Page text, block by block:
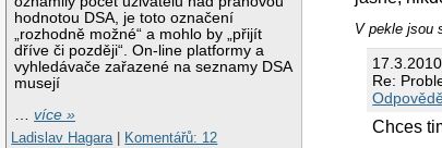
hodnotou DSA, je toto označení
„rozhodně možné“ a mohlo by „přijít
dříve či později“. On-line platformy a
vyhledávače zařazené na seznamy DSA
musejí
…více »
Ladislav Hagara| Komentářů: 12
V pekle jsou
Re:
Chces